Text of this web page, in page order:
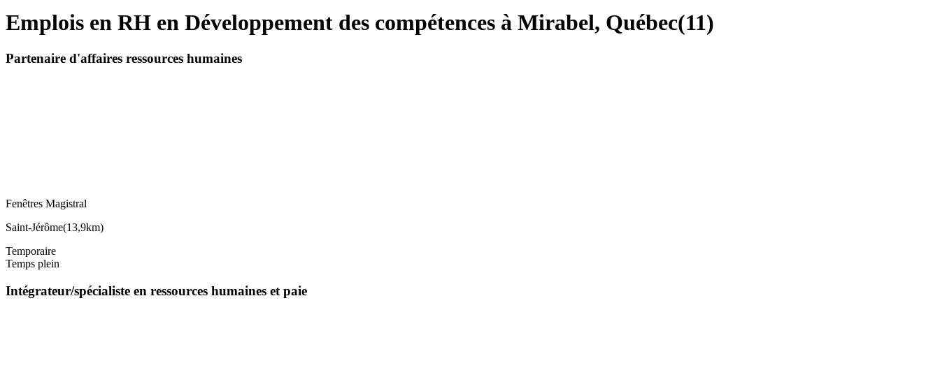
Emplois en RH en Développement des compétences à Mirabel, Québec(11)
Partenaire d'affaires ressources humaines
Fenêtres Magistral
Saint-Jérôme(13,9km)
Temporaire
Temps plein
Intégrateur/spécialiste en ressources humaines et paie